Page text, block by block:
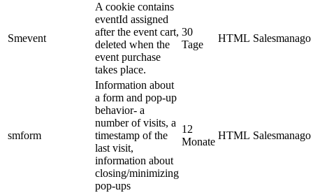
Smevent
A cookie contains
eventId assigned
after the event cart,
deleted when the
event purchase
takes place.
30
Tage
HTML Salesmanago
smform
Information about
a form and pop-up
behavior- a
number of visits, a
timestamp of the
last visit,
information about
closing/minimizing
pop-ups
12
Monate
HTML Salesmanago